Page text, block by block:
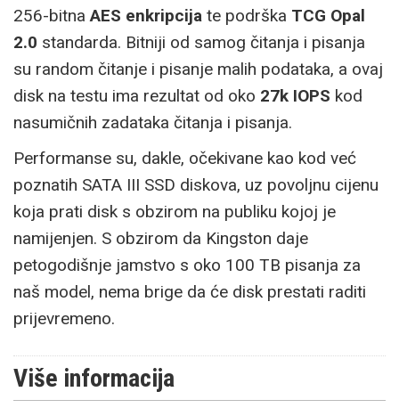
256-bitna AES enkripcija te podrška TCG Opal
2.0 standarda. Bitniji od samog čitanja i pisanja
su random čitanje i pisanje malih podataka, a ovaj
disk na testu ima rezultat od oko 27k IOPS kod
nasumičnih zadataka čitanja i pisanja.
Performanse su, dakle, očekivane kao kod već
poznatih SATA III SSD diskova, uz povoljnu cijenu
koja prati disk s obzirom na publiku kojoj je
namijenjen. S obzirom da Kingston daje
petogodišnje jamstvo s oko 100 TB pisanja za
naš model, nema brige da će disk prestati raditi
prijevremeno.
Više informacija